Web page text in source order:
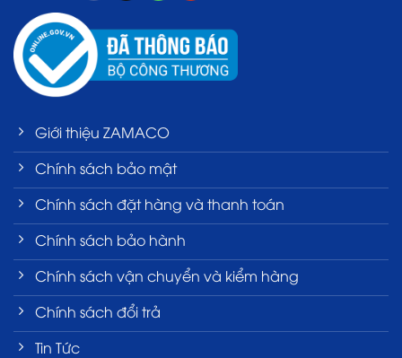
Giới thiệu ZAMACO
Chính sách bảo mật
Chính sách đặt hàng và thanh toán
Chính sách bảo hành
Chính sách vận chuyển và kiểm hàng
Chính sách đổi trả
Tin Tức